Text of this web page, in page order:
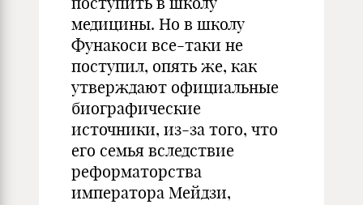
медицины. Но в школу
Фунакоси все-таки не
поступил, опять же, как
утверждают официальные
биографические
источники, из-за того, что
его семья вследствие
реформаторства
императора Мейдзи,